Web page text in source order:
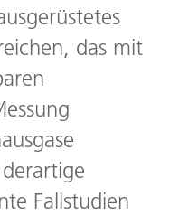
das mit
Fallstudien